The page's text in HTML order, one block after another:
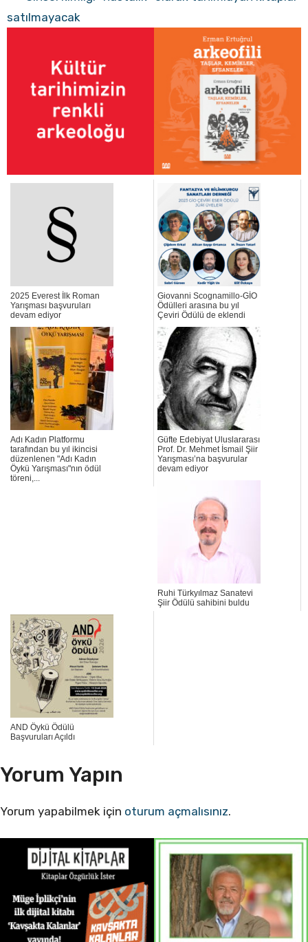
satılmayacak
2025 Everest İlk Roman
Yarışması başvuruları
devam ediyor
Giovanni Scognamillo-GİO
Ödülleri arasına bu yıl
Çeviri Ödülü de eklendi
Adı Kadın Platformu
tarafından bu yıl ikincisi
düzenlenen "Adı Kadın
Öykü Yarışması"nın ödül
töreni,...
Güfte Edebiyat Uluslararası
Prof. Dr. Mehmet İsmail Şiir
Yarışması’na başvurular
devam ediyor
Ruhi Türkyılmaz Sanatevi
Şiir Ödülü sahibini buldu
AND Öykü Ödülü
Başvuruları Açıldı
Yorum Yapın
Yorum yapabilmek için oturum açmalısınız.